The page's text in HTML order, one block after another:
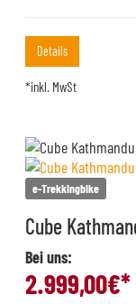
Details
*inkl. MwSt
e-Trekkingbike
Cube
Bei uns:
2.999,00€*